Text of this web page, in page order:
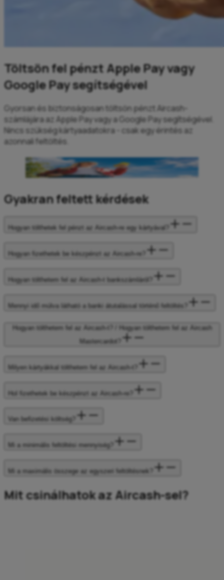
Töltsön fel pénzt Apple Pay vagy
Google Pay segítségével
Gyorsan és biztonságosan töltsön pénzt Aircash-
számlájára az Apple Pay vagy a Google Pay segítségével.
Nincs szükség kártyaadatokra - csak egy érintés az
azonnali feltöltés.
A feltöltéshez más is küldhet Önnek pénzt
További információ
Gyakran feltett kérdések
Hogyan tölthetek fel pénzt az Aircash-re egy kártyával?
Hogyan fizethetek be készpénzt az Aircash-re?
Hogyan tölthetem fel az Aircash-t bankszámláról?
Mennyi idő múlva látható a banki átutalással történő feltöltés?
Hogyan tölthetem fel az Aircash-t? / Hogyan tölthetem fel az Aircash
Mastercardot?
Milyen kártyákkal tölthetem fel az Aircash-t?
Hol fizethetek be készpénzt az Aircash-re?
Van befizetési költség?
Mi a minimális feltöltési mennyiség?
Mi a maximális összege az egyszeri feltöltésnek?
Mit csinálhatok az Aircash-sel?